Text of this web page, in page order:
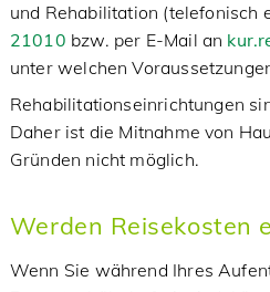
und Rehabilitation (telefonisch
21010 bzw. per E-Mail an
unter welchen
Rehabilitationseinrichtungen
Daher ist die Mitnahme von
Gründen nicht möglich.
Werden Reisekosten
Wenn Sie während Ihres